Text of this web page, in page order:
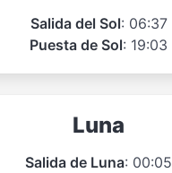
Salida del Sol: 06:37
Puesta de Sol: 19:03
Luna
Salida de Luna: 00:05